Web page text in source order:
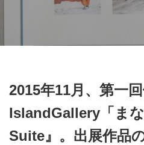
2015年11月、第一
IslandGallery「ま
Suite』。出展作品